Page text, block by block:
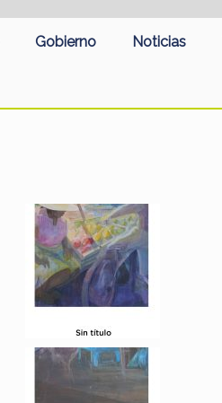
Gobierno Noticias